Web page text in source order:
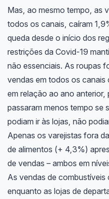
Mas, ao mesmo tempo, as
todos os canais, caíram
queda desde o início dos
restrições da Covid-19
não essenciais. As roupas
vendas em todos os canais
em relação ao ano anterior,
passaram menos tempo se
podiam ir às lojas, não
Apenas os varejistas fora
de alimentos (+ 4,3%)
de vendas – ambos em
As vendas de combustíveis
enquanto as lojas de